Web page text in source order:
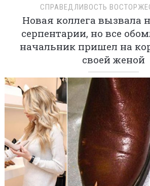
СПРАВЕДЛИВОСТЬ
Новая коллега вызвала
серпентарии, но все
начальник пришел на
своей женой